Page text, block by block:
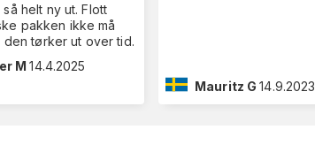
helt ny ut. Flott
pakken ikke må
tørker ut over tid.
M 14.4.2025
Mauritz G 14.9.2023